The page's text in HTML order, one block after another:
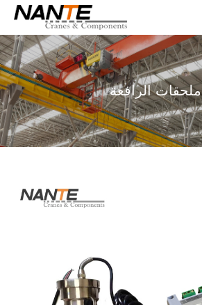
صفحة الغلاف
في ما يخصنا
رعب
مكونات الرافعة
أخبار
LANGUAGE
بحث
ملحقات الرافعة